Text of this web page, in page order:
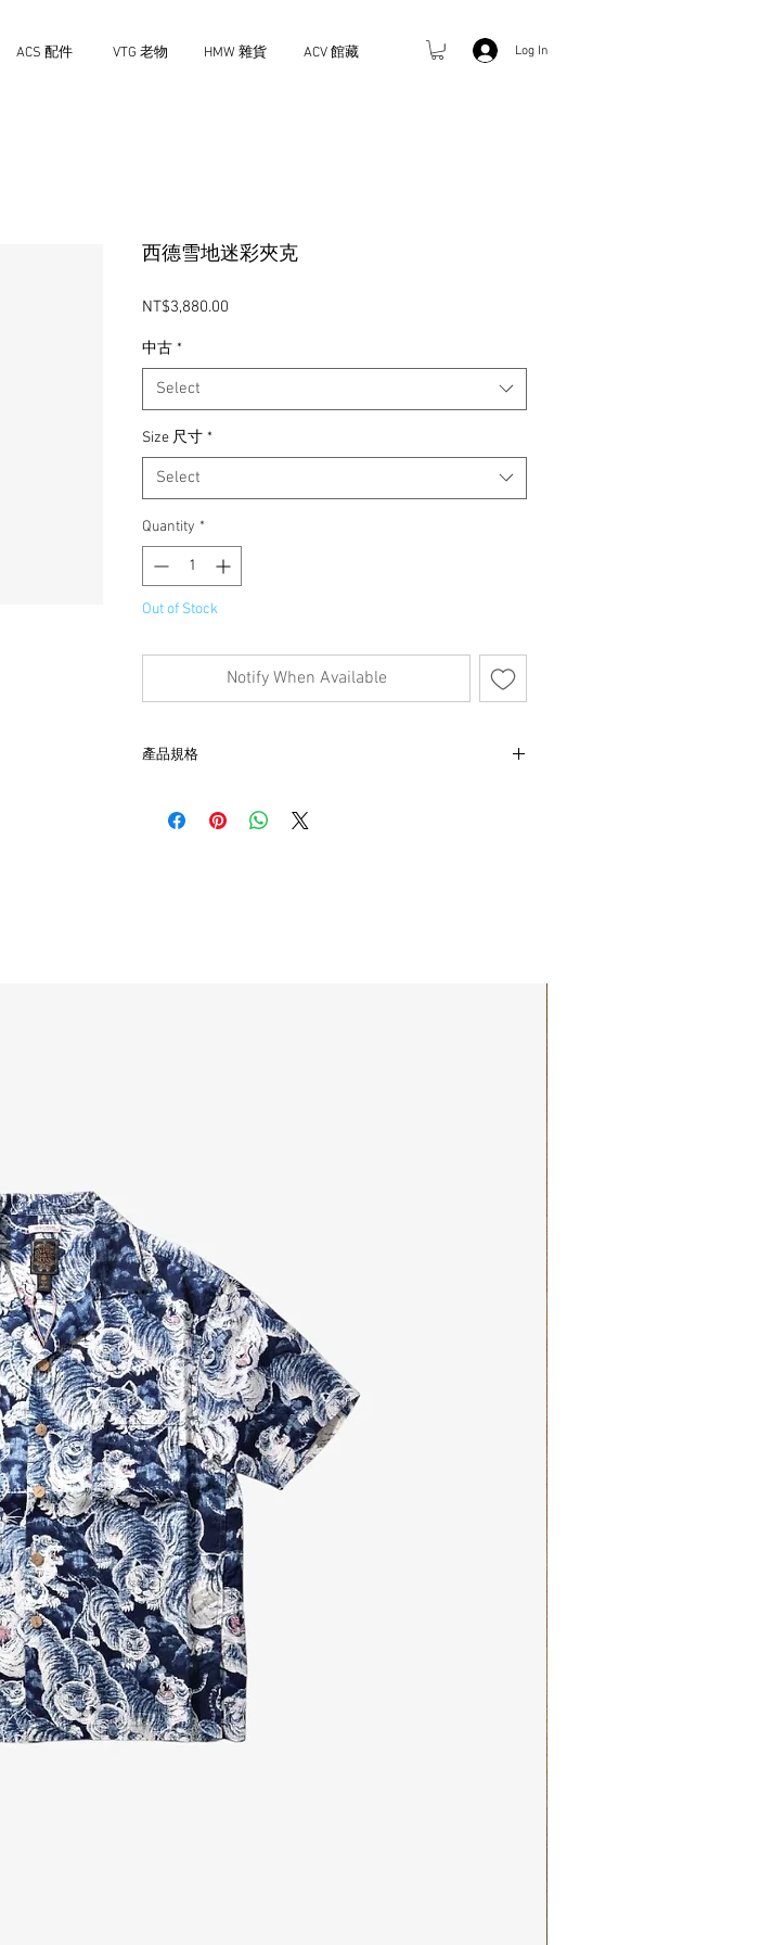
ACS 配件 VTG 老物 HMW 雜貨 ACV 館藏 Log In
西德雪地迷彩夾克
NT$3,880.00
中古 *
Select
Size 尺寸 *
Select
Quantity *
Out of Stock
Notify When Available
產品規格
品。